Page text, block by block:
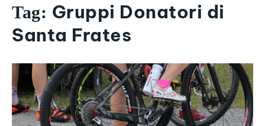
Tag: Gruppi Donatori di
Santa Frates